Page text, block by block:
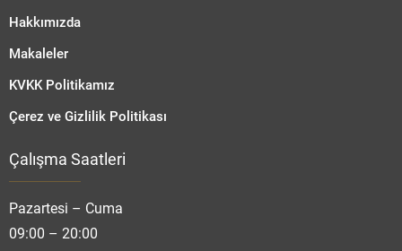
Hakkımızda
Makaleler
KVKK Politikamız
Çerez ve Gizlilik Politikası
Çalışma Saatleri
Pazartesi – Cuma
09:00 – 20:00